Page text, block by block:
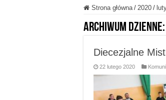
Strona główna / 2020 /
Archiwum dzienne:
Diecezjalne
22 lutego 2020